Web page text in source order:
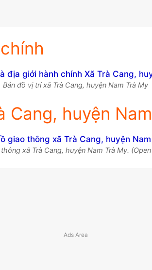
Bản đồ vị trí xã Trà Cang, huyện Nam Trà My
Cang, huyện
xã Trà Cang, huyện Nam Trà My.